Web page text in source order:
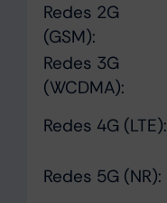
Redes 2G
(GSM):
Redes 3G
(WCDMA):
Redes 4G (LTE):
Redes 5G (NR):